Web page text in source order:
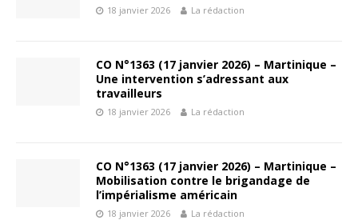
18 janvier 2026 La rédaction
CO N°1363 (17 janvier 2026) – Martinique –
Une intervention s’adressant aux
travailleurs
18 janvier 2026 La rédaction
CO N°1363 (17 janvier 2026) – Martinique –
Mobilisation contre le brigandage de
l’impérialisme américain
18 janvier 2026 La rédaction